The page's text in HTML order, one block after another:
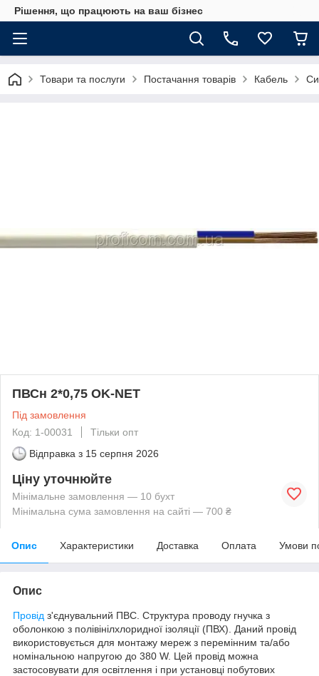
Рішення, що працюють на ваш бізнес
Товари та послуги Постачання товарів Кабель
ПВСн 2*0,75 OK-NET
Під замовлення
Код: 1-00031
Тільки опт
Відправка з 15 серпня 2026
Ціну уточнюйте
Мінімальне замовлення — 10 бухт
Мінімальна сума замовлення на сайті — 700 ₴
Опис Характеристики Доставка Оплата Умови
Опис
Провід з'єднувальний ПВС. Структура проводу гнучка з
оболонкою з полівінілхлоридної ізоляції (ПВХ). Даний провід
використовується для монтажу мереж з перемінним та/або
номінальною напругою до 380 W. Цей провід можна
застосовувати для освітлення і при установці побутових